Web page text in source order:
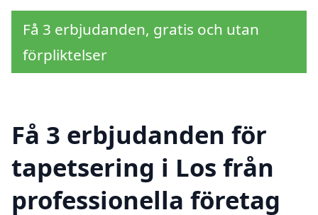
Få 3 erbjudanden, gratis och utan
förpliktelser
Få 3 erbjudanden för
tapetsering i Los från
professionella företag